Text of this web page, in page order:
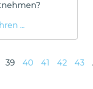
...
39 40 41 42 43